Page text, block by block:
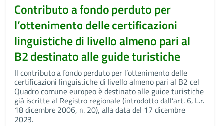
Contributo a fondo perduto per
l’ottenimento delle certificazioni
linguistiche di livello almeno pari al
B2 destinato alle guide turistiche
Il contributo a fondo perduto per l’ottenimento delle
certificazioni linguistiche di livello almeno pari al B2 del
Quadro comune europeo è destinato alle guide turistiche
già iscritte al Registro regionale (introdotto dall’art. 6, L.r.
18 dicembre 2006, n. 20), alla data del 17 dicembre
2023.